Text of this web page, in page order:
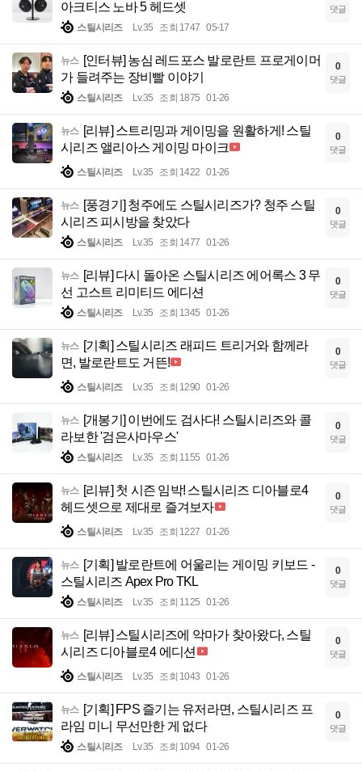
아크티스 노바 5 헤드셋
스틸시리즈 Lv.35 조회 1747 05-17
댓글
뉴스 [인터뷰] 농심 레드포스 발로란트 프로게이머
가 들려주는 장비빨 이야기
스틸시리즈 Lv.35 조회 1875 01-26
0
댓글
뉴스 [리뷰] 스트리밍과 게이밍을 원활하게! 스틸
시리즈 앨리아스 게이밍 마이크
스틸시리즈 Lv.35 조회 1422 01-26
0
댓글
뉴스 [풍경기] 청주에도 스틸시리즈가? 청주 스틸
시리즈 피시방을 찾았다
스틸시리즈 Lv.35 조회 1477 01-26
0
댓글
뉴스 [리뷰] 다시 돌아온 스틸시리즈 에어록스 3 무
선 고스트 리미티드 에디션
스틸시리즈 Lv.35 조회 1345 01-26
0
댓글
뉴스 [기획] 스틸시리즈 래피드 트리거와 함께라
면, 발로란트도 거뜬!
스틸시리즈 Lv.35 조회 1290 01-26
0
댓글
뉴스 [개봉기] 이번에도 검사다! 스틸시리즈와 콜
라보한 '검은사마우스'
스틸시리즈 Lv.35 조회 1155 01-26
0
댓글
뉴스 [리뷰] 첫 시즌 임박! 스틸시리즈 디아블로4
헤드셋으로 제대로 즐겨보자
스틸시리즈 Lv.35 조회 1227 01-26
0
댓글
뉴스 [기획] 발로란트에 어울리는 게이밍 키보드 -
스틸시리즈 Apex Pro TKL
스틸시리즈 Lv.35 조회 1125 01-26
0
댓글
뉴스 [리뷰] 스틸시리즈에 악마가 찾아왔다, 스틸
시리즈 디아블로4 에디션
스틸시리즈 Lv.35 조회 1043 01-26
0
댓글
뉴스 [기획] FPS 즐기는 유저라면, 스틸시리즈 프
라임 미니 무선만한 게 없다
스틸시리즈 Lv.35 조회 1094 01-26
0
댓글